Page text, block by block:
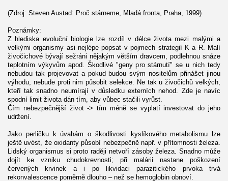
(Zdroj: Steven Austad: Proč stárneme, Mladá fronta, Praha, 1999)
Poznámky:
Z hlediska evoluční biologie lze rozdíl v délce života mezi malými a
velkými organismy asi nejlépe popsat v pojmech strategií K a R. Malí
živočichové bývají sežráni nějakým větším dravcem, podlehnou snáze
teplotním výkyvům apod. Škodlivé "geny pro stárnutí" se u nich tedy
nebudou tak projevovat a pokud budou svým nositelům přinášet jinou
výhodu, nebude proti nim působit selekce. Ne tak u živočichů velkých,
kteří tak snadno neumírají v důsledku externích nehod. Zde je navíc
spodní limit života dán tím, aby vůbec stačili vyrůst.
Čím nebezpečnější život -> tím méně se vyplatí investovat do jeho
udržení.
Jako perličku k úvahám o škodlivosti kyslíkového metabolismu lze
ještě uvést, že oxidanty působí nebezpečně např. v přítomnosti železa.
Lidský organismus si proto raději netvoří zásoby železa. Snadno může
dojít ke vzniku chudokrevnosti; při malárii nastane poškození
červených krvinek a i po likvidaci parazitického prvoka trvá
rekonvalescence poměrně dlouho – než se hemoglobin obnoví.